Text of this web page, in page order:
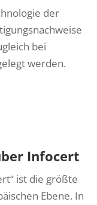
der
bei
werden.
Infocert
ist die größte
Ebene. In